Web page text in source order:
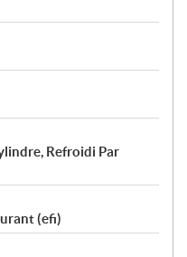
Refroidi Par
(efi)